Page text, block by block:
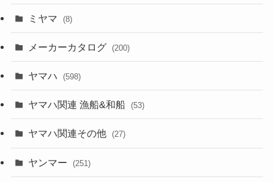
ミヤマ (8)
メーカーカタログ (200)
ヤマハ (598)
ヤマハ関連 漁船&和船 (53)
ヤマハ関連その他 (27)
ヤンマー (251)